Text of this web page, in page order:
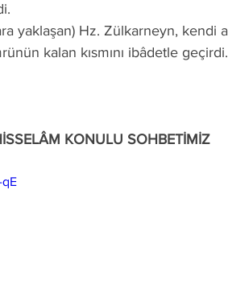
kalan kısmını ibâdetle geçirdi.
KONULU SOHBETİMİZ